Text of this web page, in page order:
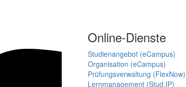
Online-Dienste
Studienangebot (eCampus)
Organisation (eCampus)
Prüfungsverwaltung (FlexNow)
Lernmanagement (Stud.IP)